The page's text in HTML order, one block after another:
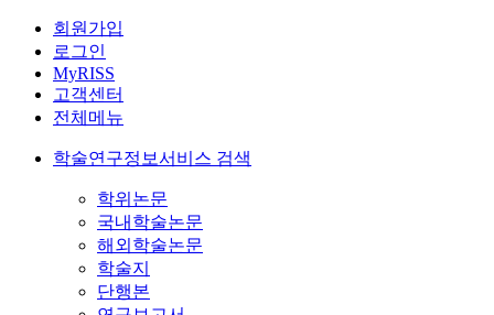
회원가입
로그인
MyRISS
고객센터
전체메뉴
학술연구정보서비스 검색
학위논문
국내학술논문
해외학술논문
학술지
단행본